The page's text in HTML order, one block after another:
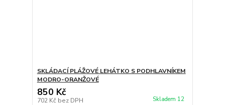
SKLÁDACÍ PLÁŽOVÉ LEHÁTKO S PODHLAVNÍKEM
MODRO-ORANŽOVÉ
850 Kč
702 Kč bez DPH Skladem 12